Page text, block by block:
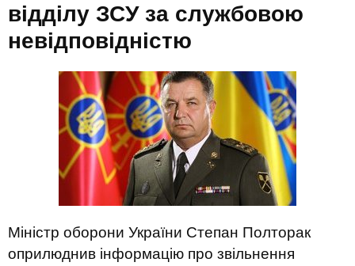
відділу ЗСУ за службовою
невідповідністю
Міністр оборони України Степан Полторак
оприлюднив інформацію про звільнення